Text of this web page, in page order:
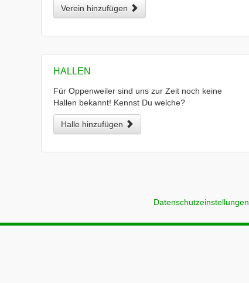
Verein hinzufügen
HALLEN
Für Oppenweiler sind uns zur Zeit noch keine
Hallen bekannt! Kennst Du welche?
Halle hinzufügen
Datenschutzeinstellungen